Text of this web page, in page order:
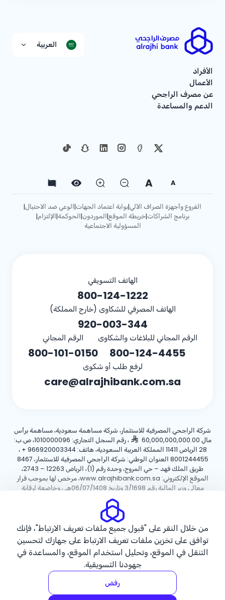
العربية
الأفراد
الأعمال
عن مصرف الراجحي
الدعم والمساعدة
A
A
الفروع وأجهزة الصراف الآلي|بوابة اعتماد الجهات|الوعي ضد الاحتيال|
برنامج الشراكات|خريطة الموقع|الموردون|الحوكمة|الإلتزام|
المسؤولية الاجتماعية
الهاتف التسويقي
800-124-1222
الهاتف المصرفي للشكاوى (خارج المملكة)
920-003-344
الرقم المجاني للبلاغات والشكاوى
800-124-4455
الرقم المجاني
800-101-0150
لرفع طلب أو شكوى
care@alrajhibank.com.sa
شركة الراجحي المصرفية للاستثمار، شركة مساهمة سعودية، مساهمة برأس
مال 60,000,000,000.00
، رقم السجل التجاري: 1010000096، ص.ب:
28 الرياض 11411 المملكة العربية السعودية، هاتف:
+ 966920003344 ،
8001244455 العنوان الوطني: شركة الراجحي المصرفية للاستثمار، 8467
طريق الملك فهد – حي المروج، وحدة رقم (1)، الرياض 12263 – 2743،
الموقع الإلكتروني: www.alrajhibank.com.sa، مرخص لها بموجب قرار
معالي وزير المالية رقم 3/1698 وتاريخ 06/07/1408هـ ، وخاضعة لرقابة
وإشراف البنك المركزي السعودي.
حقوق الطبع والنشر ©2026 مصرف الراجحي.
سياسة ملفات تعريف الارتباطسياسة الخصوصية الأحكام والشروط
من خلال النقر على "قبول جميع ملفات تعريف الارتباط"، فإنك
توافق على تخزين ملفات تعريف الارتباط على جهازك لتحسين
التنقل في الموقع، وتحليل استخدام الموقع، والمساعدة في
جهودنا التسويقية.
رفض